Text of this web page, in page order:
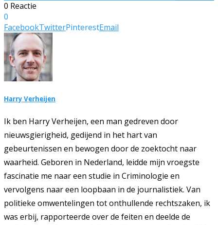
0 Reactie
0
FacebookTwitterPinterestEmail
Harry Verheijen
Ik ben Harry Verheijen, een man gedreven door
nieuwsgierigheid, gedijend in het hart van
gebeurtenissen en bewogen door de zoektocht naar
waarheid. Geboren in Nederland, leidde mijn vroegste
fascinatie me naar een studie in Criminologie en
vervolgens naar een loopbaan in de journalistiek. Van
politieke omwentelingen tot onthullende rechtszaken, ik
was erbij, rapporteerde over de feiten en deelde de